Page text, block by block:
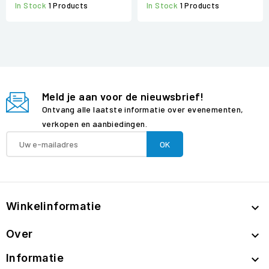
In Stock 1 Products In Stock 1 Products
Meld je aan voor de nieuwsbrief!
Ontvang alle laatste informatie over evenementen,
verkopen en aanbiedingen.
Winkelinformatie 
Over 
Informatie 